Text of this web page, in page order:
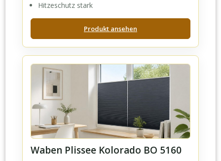
Hitzeschutz stark
Produkt ansehen
Waben Plissee Kolorado BO 5160